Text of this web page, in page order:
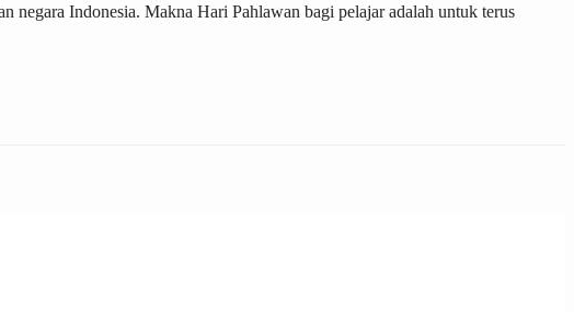
negara Indonesia. Makna Hari Pahlawan bagi pelajar adalah untuk terus